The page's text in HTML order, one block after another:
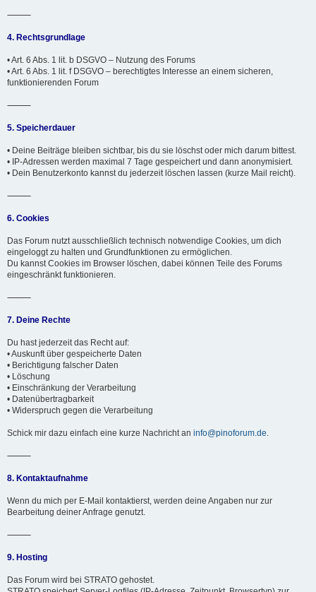
⸻
4. Rechtsgrundlage
• Art. 6 Abs. 1 lit. b DSGVO – Nutzung des Forums
• Art. 6 Abs. 1 lit. f DSGVO – berechtigtes Interesse an einem sicheren,
funktionierenden Forum
⸻
5. Speicherdauer
• Deine Beiträge bleiben sichtbar, bis du sie löschst oder mich darum bittest.
• IP-Adressen werden maximal 7 Tage gespeichert und dann anonymisiert.
• Dein Benutzerkonto kannst du jederzeit löschen lassen (kurze Mail reicht).
⸻
6. Cookies
Das Forum nutzt ausschließlich technisch notwendige Cookies, um dich
eingeloggt zu halten und Grundfunktionen zu ermöglichen.
Du kannst Cookies im Browser löschen, dabei können Teile des Forums
eingeschränkt funktionieren.
⸻
7. Deine Rechte
Du hast jederzeit das Recht auf:
• Auskunft über gespeicherte Daten
• Berichtigung falscher Daten
• Löschung
• Einschränkung der Verarbeitung
• Datenübertragbarkeit
• Widerspruch gegen die Verarbeitung
Schick mir dazu einfach eine kurze Nachricht an info@pinoforum.de.
⸻
8. Kontaktaufnahme
Wenn du mich per E-Mail kontaktierst, werden deine Angaben nur zur
Bearbeitung deiner Anfrage genutzt.
⸻
9. Hosting
Das Forum wird bei STRATO gehostet.